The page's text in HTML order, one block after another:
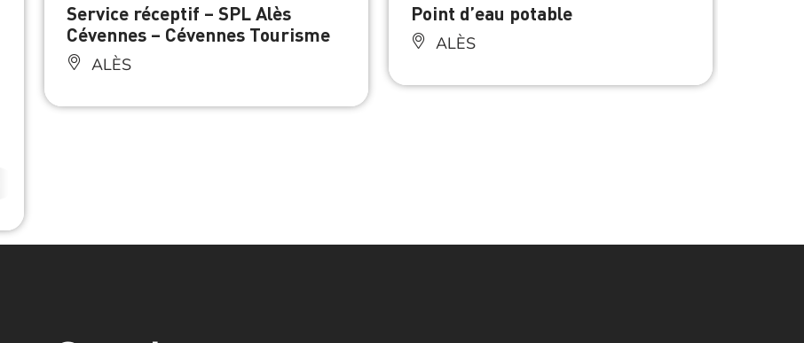
Service réceptif – SPL Alès
Cévennes – Cévennes Tourisme
ALÈS
Point d’eau potable
ALÈS